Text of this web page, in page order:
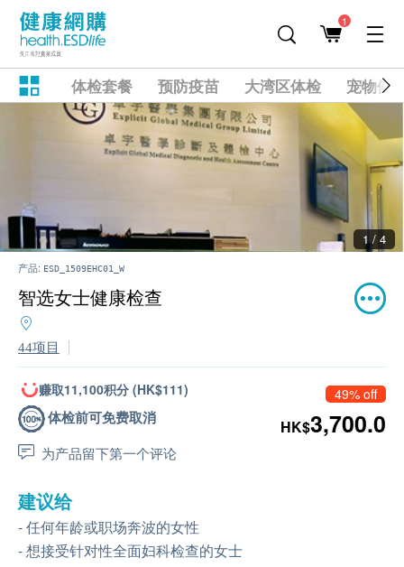
1
体检套餐 预防疫苗 大湾区体检 宠物健
1 / 4
产品: ESD_1509EHC01_W
智选女士健康检查
44项目
赚取11,100积分 (HK$111)
体检前可免费取消
为产品留下第一个评论
49% off
HK$3,700.0
建议给
- 任何年龄或职场奔波的女性
- 想接受针对性全面妇科检查的女士